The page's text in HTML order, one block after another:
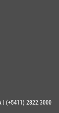
| (+5411) 2822.3000